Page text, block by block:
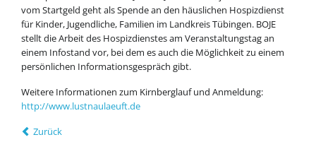
vom Startgeld geht als Spende an den häuslichen Hospizdienst
für Kinder, Jugendliche, Familien im Landkreis Tübingen. BOJE
stellt die Arbeit des Hospizdienstes am Veranstaltungstag an
einem Infostand vor, bei dem es auch die Möglichkeit zu einem
persönlichen Informationsgespräch gibt.
Weitere Informationen zum Kirnberglauf und Anmeldung:
http://www.lustnaulaeuft.de
Zurück